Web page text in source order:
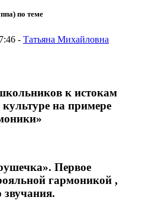
по теме
- Татьяна Михайловна
к истокам
на примере
Первое
гармоникой ,
звучания.